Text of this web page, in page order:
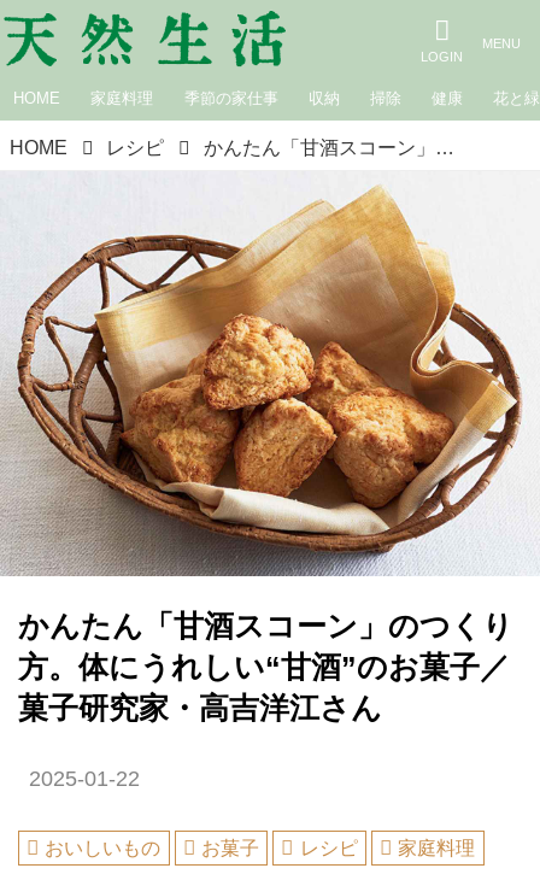
HOME 家庭料理 季節の家仕事 収納 掃除 健康 花と緑
HOME レシピ かんたん「甘酒スコーン」のつくり方。体にうれしい“甘酒”のお菓子／菓子研究家・高吉洋江さん
かんたん「甘酒スコーン」のつくり
方。体にうれしい“甘酒”のお菓子／
菓子研究家・高吉洋江さん
2025-01-22
おいしいもの お菓子 レシピ 家庭料理